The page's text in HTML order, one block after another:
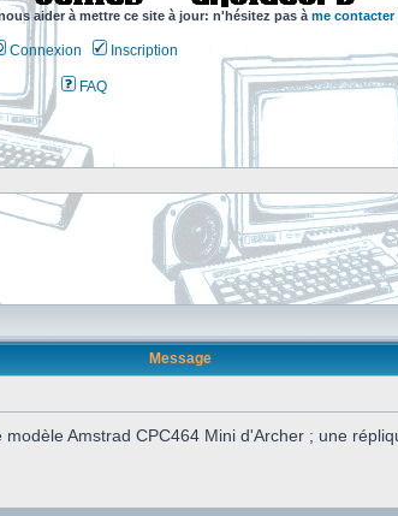
aider à mettre ce site à jour: n'hésitez pas à me contacter
Connexion Inscription
FAQ
Message
Amstrad CPC464 Mini d'Archer ; une